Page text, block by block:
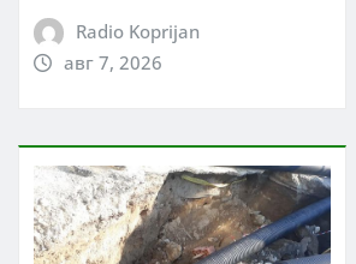
Radio Koprijan
авг 7, 2026